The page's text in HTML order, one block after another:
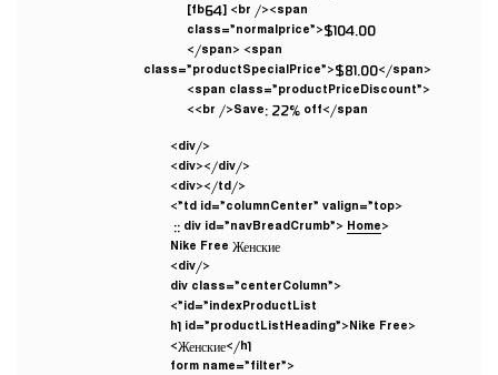
[fb64] <br /><span
class=”normalprice”>$104.00
</span> <span
class=”productSpecialPrice”>$81.00</span>
<span class=”productPriceDiscount”>
<br />Save: 22% off</span>
</div>
</div></div>
</div></td>
<td id=”columnCenter” valign=”top”>
<div id=”navBreadCrumb”>
Home
::
Nike Free Женские
</div>
<div class=”centerColumn”
id=”indexProductList”>
<h1 id=”productListHeading”>Nike Free
Женские</h1>
<form name=”filter”